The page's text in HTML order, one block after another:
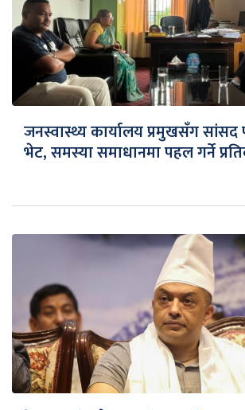
जनस्वास्थ्य कार्यालय प्रमुखसँग सांसद
भेट, समस्या समाधानमा पहल गर्ने